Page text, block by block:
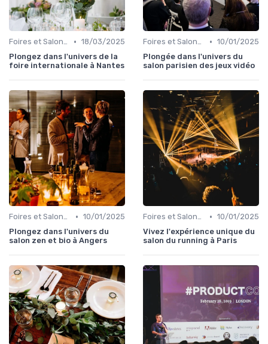
Foires et Salons Grand Public • 18/03/2025
Plongez dans l'univers de la
foire internationale à Nantes
Foires et Salons Grand Public • 10/01/2025
Plongée dans l'univers du
salon parisien des jeux vidéo
Foires et Salons Grand Public • 10/01/2025
Plongez dans l'univers du
salon zen et bio à Angers
Foires et Salons Grand Public • 10/01/2025
Vivez l'expérience unique du
salon du running à Paris